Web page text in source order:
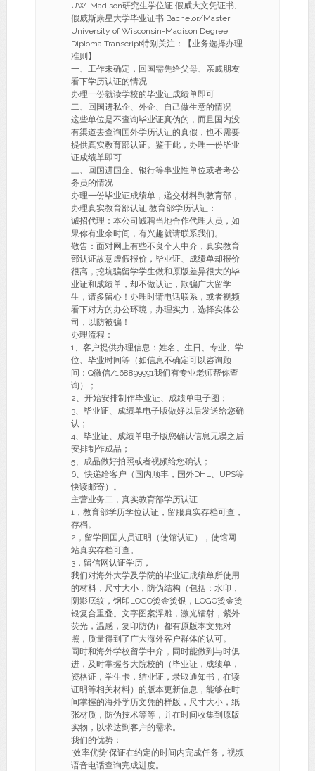
UW-Madison研究生学位证,假威大文凭证书,
假威斯康星大学毕业证书 Bachelor/Master
University of Wisconsin-Madison Degree
Diploma Transcript特别关注：【业务选择办理
准则】
一、工作未确定，回国需先给父母、亲戚朋友
看下学历认证的情况
办理一份就读学校的毕业证成绩单即可
二、回国进私企、外企、自己做生意的情况
这些单位是不查询毕业证真伪的，而且国内没
有渠道去查询国外学历认证的真假，也不需要
提供真实教育部认证。鉴于此，办理一份毕业
证成绩单即可
三、回国进国企、银行等事业性单位或者考公
务员的情况
办理一份毕业证成绩单，递交材料到教育部，
办理真实教育部认证 教育部学历认证：
诚招代理：本公司诚聘当地合作代理人员，如
果你有业余时间，有兴趣就请联系我们。
敬告：面对网上有些不良个人中介，真实教育
部认证故意虚假报价，毕业证、成绩单却报价
很高，挖坑骗留学学生做和原版差异很大的毕
业证和成绩单，却不做认证，欺骗广大留学
生，请多留心！办理时请电话联系，或者视频
看下对方的办公环境，办理实力，选择实体公
司，以防被骗！
办理流程：
1、客户提供办理信息：姓名、生日、专业、学
位、毕业时间等（如信息不确定可以咨询顾
问：Q微信/168899991我们有专业老师帮你查
询）；
2、开始安排制作毕业证、成绩单电子图；
3、毕业证、成绩单电子版做好以后发送给您确
认；
4、毕业证、成绩单电子版您确认信息无误之后
安排制作成品；
5、成品做好拍照或者视频给您确认；
6、快递给客户（国内顺丰，国外DHL、UPS等
快读邮寄）。
主营业务二，真实教育部学历认证
1，教育部学历学位认证，留服真实存档可查，
存档。
2，留学回国人员证明（使馆认证），使馆网
站真实存档可查。
3，留信网认证学历，
我们对海外大学及学院的毕业证成绩单所使用
的材料，尺寸大小，防伪结构（包括：水印，
阴影底纹，钢印LOGO烫金烫银，LOGO烫金烫
银复合重叠。文字图案浮雕，激光镭射，紫外
荧光，温感，复印防伪）都有原版本文凭对
照，质量得到了广大海外客户群体的认可。
同时和海外学校留学中介，同时能做到与时俱
进，及时掌握各大院校的（毕业证，成绩单，
资格证，学生卡，结业证，录取通知书，在读
证明等相关材料）的版本更新信息，能够在时
间掌握的海外学历文凭的样版，尺寸大小，纸
张材质，防伪技术等等，并在时间收集到原版
实物，以求达到客户的需求。
我们的优势：
[效率优势]保证在约定的时间内完成任务，视频
语音电话查询完成进度。